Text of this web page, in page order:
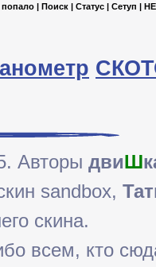
попало | Поиск | Статус | Сетуп |
Авторы двиШ
sandbox,
скина.
всем, кто